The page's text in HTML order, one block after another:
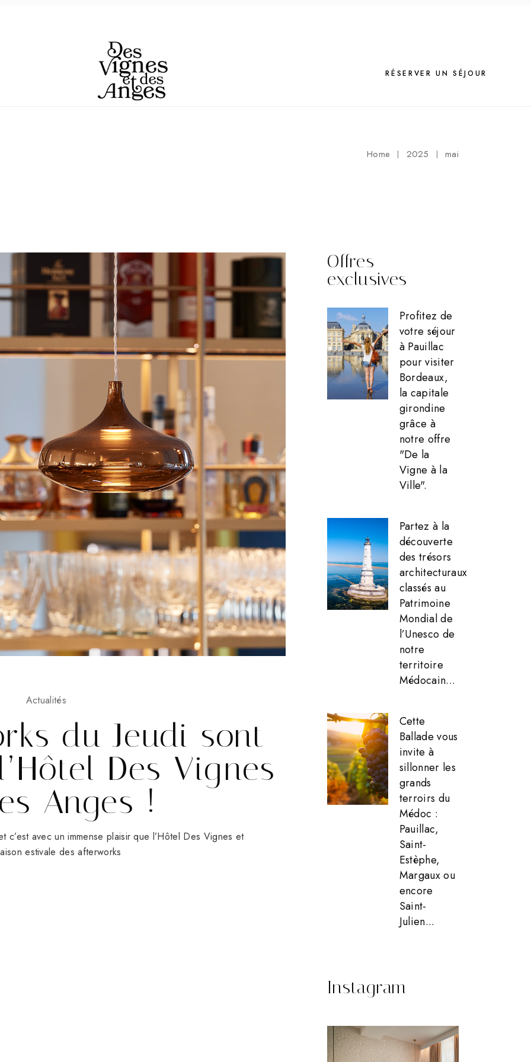
RÉSERVER UN SÉJOUR
Home 2025 mai
Actualités
du Jeudi sont
Des Vignes
Anges !
c’est avec un immense plaisir que l’Hôtel Des Vignes et
estivale des afterworks
Offres
exclusives
Profitez de
votre séjour
à Pauillac
pour visiter
Bordeaux,
la capitale
girondine
grâce à
notre offre
"De la
Vigne à la
Ville".
Partez à la
découverte
des trésors
architecturaux
classés au
Patrimoine
Mondial de
l’Unesco de
notre
territoire
Médocain...
Cette
Ballade vous
invite à
sillonner les
grands
terroirs du
Médoc :
Pauillac,
Saint-
Estèphe,
Margaux ou
encore
Saint-
Julien...
Instagram